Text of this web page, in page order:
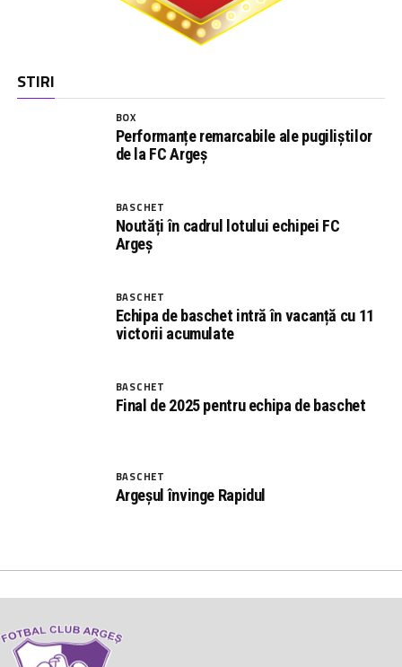
STIRI
BOX
Performanțe remarcabile ale pugiliștilor
de la FC Argeș
BASCHET
Noutăți în cadrul lotului echipei FC
Argeș
BASCHET
Echipa de baschet intră în vacanță cu 11
victorii acumulate
BASCHET
Final de 2025 pentru echipa de baschet
BASCHET
Argeșul învinge Rapidul